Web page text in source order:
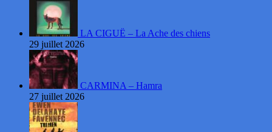
LA CIGUË – La Ache des chiens
29 juillet 2026
CARMINA – Hamra
27 juillet 2026